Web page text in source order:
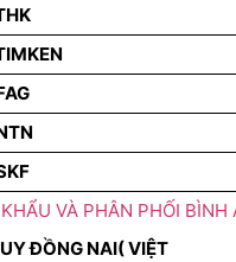
VÀ PHÂN PHỐI BÌNH
ĐỒNG NAI( VIỆT